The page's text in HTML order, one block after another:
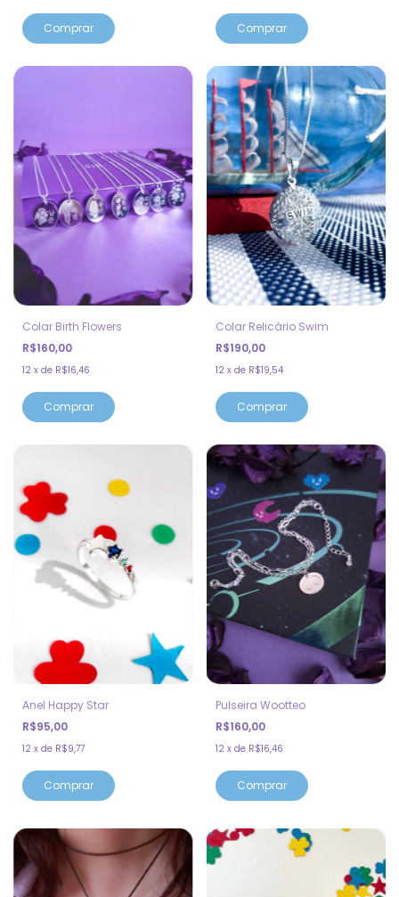
Comprar Comprar
Colar Birth Flowers
R$160,00
12 x de R$16,46
Comprar
Colar Relicário Swim
R$190,00
12 x de R$19,54
Comprar
Anel Happy Star
R$95,00
12 x de R$9,77
Comprar
Pulseira Wootteo
R$160,00
12 x de R$16,46